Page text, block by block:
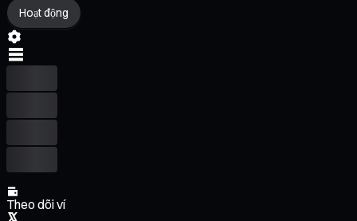
Hoạt động
Theo dõi ví